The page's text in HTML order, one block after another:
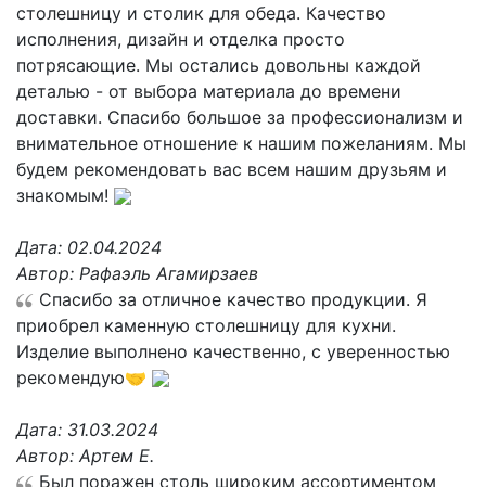
столешницу и столик для обеда. Качество
исполнения, дизайн и отделка просто
потрясающие. Мы остались довольны каждой
деталью - от выбора материала до времени
доставки. Спасибо большое за профессионализм и
внимательное отношение к нашим пожеланиям. Мы
будем рекомендовать вас всем нашим друзьям и
знакомым!
Дата: 02.04.2024
Автор: Рафаэль Агамирзаев
Спасибо за отличное качество продукции. Я
приобрел каменную столешницу для кухни.
Изделие выполнено качественно, с уверенностью
рекомендую🤝
Дата: 31.03.2024
Автор: Артем Е.
Был поражен столь широким ассортиментом